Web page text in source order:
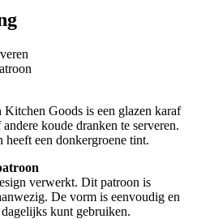
Goods is een glazen karaf
koude dranken te serveren.
heeft een donkergroene tint.
verwerkt. Dit patroon is
De vorm is eenvoudig en
kunt gebruiken.